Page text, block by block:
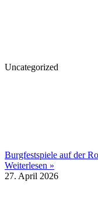
Uncategorized
Burgfestspiele auf der
Weiterlesen »
27. April 2026